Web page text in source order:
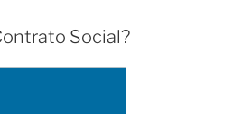
Social?